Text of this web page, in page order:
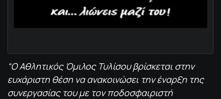
“Ο Αθλητικός Όμιλος Τυλίσου βρίσκεται στην
ευχάριστη θέση να ανακοινώσει την έναρξη της
συνεργασίας του με τον ποδοσφαιριστή